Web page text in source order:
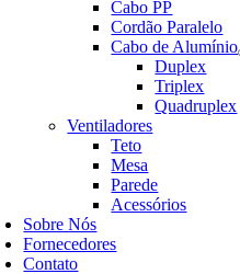
Cabo PP
Cordão Paralelo
Cabo de Alumínio
Duplex
Triplex
Quadruplex
Ventiladores
Teto
Mesa
Parede
Acessórios
Sobre Nós
Fornecedores
Contato